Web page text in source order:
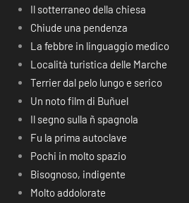
Il sotterraneo della chiesa
Chiude una pendenza
La febbre in linguaggio medico
Località turistica delle Marche
Terrier dal pelo lungo e serico
Un noto film di Buñuel
Il segno sulla ñ spagnola
Fu la prima autoclave
Pochi in molto spazio
Bisognoso, indigente
Molto addolorate